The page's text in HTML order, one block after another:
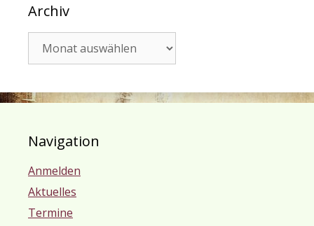
Archiv
Navigation
Anmelden
Aktuelles
Termine